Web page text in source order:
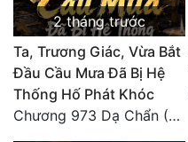
2 tháng trước
Ta, Trương Giác, Vừa Bắt
Đầu Cầu Mưa Đã Bị Hệ
Thống Hố Phát Khóc
Chương 973 Dạ Chẩn (2/2)